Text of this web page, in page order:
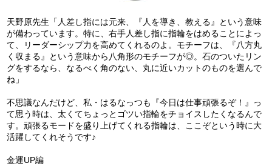
天野原先生「人差し指には元来、『人を導き、教える』という意味
が備わっています。特に、右手人差し指に指輪をはめることによっ
て、リーダーシップ力を高めてくれるのよ。モチーフは、『八方丸
く収まる』という意味から八角形のモチーフが◎。石のついたリン
グをするなら、なるべく角のない、丸に近いカットのものを選んで
ね」
不思議なんだけど、私・はるなっつも『今日は仕事頑張るぞ！』っ
て思う時は、太くてちょっとゴツい指輪をチョイスしたくなるんで
す。頑張るモードを盛り上げてくれる指輪は、ここぞという時に大
活躍してくれそうです♪
金運UP編